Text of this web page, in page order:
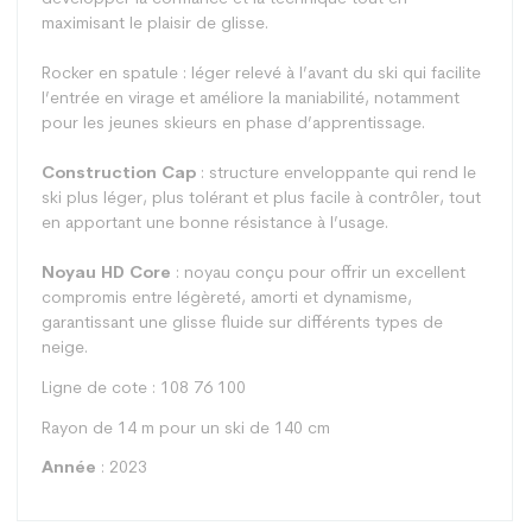
maximisant le plaisir de glisse.
Rocker en spatule : léger relevé à l’avant du ski qui facilite
l’entrée en virage et améliore la maniabilité, notamment
pour les jeunes skieurs en phase d’apprentissage.
Construction Cap : structure enveloppante qui rend le
ski plus léger, plus tolérant et plus facile à contrôler, tout
en apportant une bonne résistance à l’usage.
Noyau HD Core : noyau conçu pour offrir un excellent
compromis entre légèreté, amorti et dynamisme,
garantissant une glisse fluide sur différents types de
neige.
Ligne de cote : 108 76 100
Rayon de 14 m pour un ski de 140 cm
Année : 2023